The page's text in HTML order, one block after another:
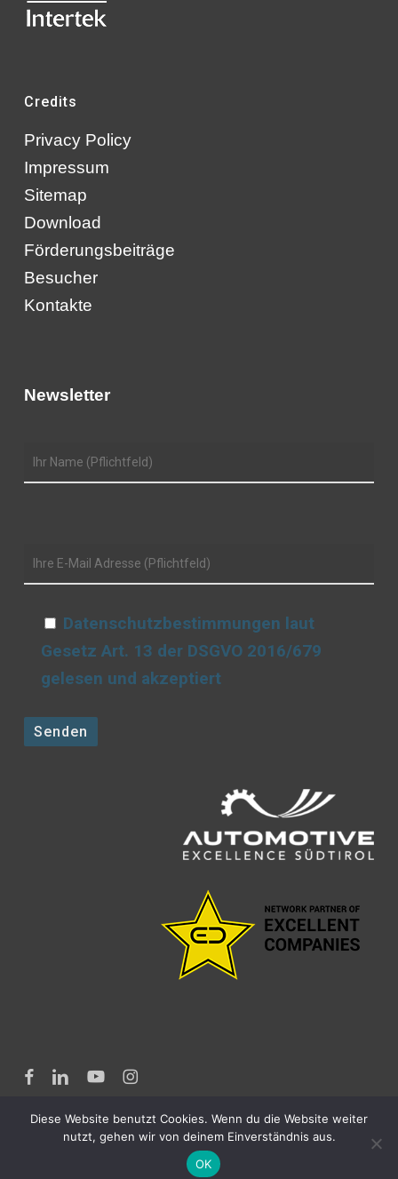
Credits
Privacy Policy
Impressum
Sitemap
Download
Förderungsbeiträge
Besucher
Kontakte
Newsletter
Datenschutzbestimmungen laut
Gesetz Art. 13 der DSGVO 2016/679
gelesen und akzeptiert
facebooklinkedinyoutubeinstagram
Diese Website benutzt Cookies. Wenn du die Website weiter
nutzt, gehen wir von deinem Einverständnis aus.
OK